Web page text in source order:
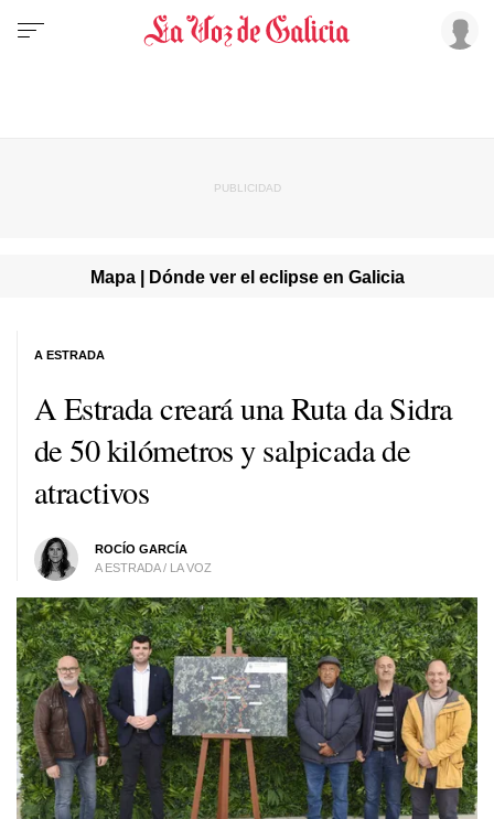
Mapa | Dónde ver el eclipse en Galicia
A Estrada creará una Ruta da Sidra
de 50 kilómetros y salpicada de
atractivos
ROCÍO GARCÍA
A ESTRADA / LA VOZ
A ESTRADA